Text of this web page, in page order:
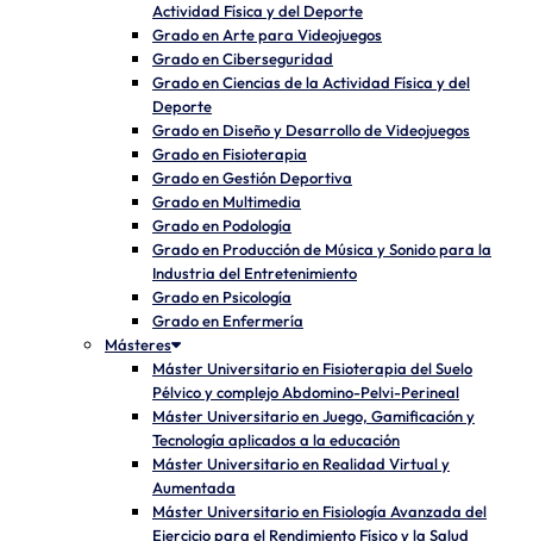
Actividad Física y del Deporte
Grado en Arte para Videojuegos
Grado en Ciberseguridad
Grado en Ciencias de la Actividad Física y del
Deporte
Grado en Diseño y Desarrollo de Videojuegos
Grado en Fisioterapia
Grado en Gestión Deportiva
Grado en Multimedia
Grado en Podología
Grado en Producción de Música y Sonido para la
Industria del Entretenimiento
Grado en Psicología
Grado en Enfermería
Másteres
Máster Universitario en Fisioterapia del Suelo
Pélvico y complejo Abdomino-Pelvi-Perineal
Máster Universitario en Juego, Gamificación y
Tecnología aplicados a la educación
Máster Universitario en Realidad Virtual y
Aumentada
Máster Universitario en Fisiología Avanzada del
Ejercicio para el Rendimiento Físico y la Salud